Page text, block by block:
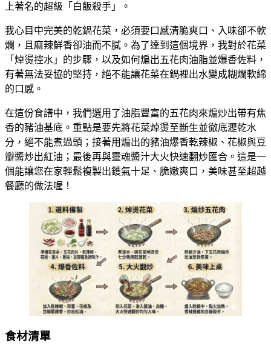
上著名的超級「白飯殺手」。
我心目中完美的乾鍋花菜，必須要口感清脆爽口、入味卻不軟
爛，且麻辣鮮香卻油而不膩。為了達到這個境界，我對於花菜
「焯燙控水」的步驟，以及如何煸出五花肉油脂並爆香佐料，
有著無法妥協的堅持，絕不能讓花菜在鍋裡出水變成糊爛軟綿
的口感。
在這份食譜中，我們選用了油脂豐富的五花肉來煸炒出帶有焦
香的豬油基底。重點是要先將花菜焯燙至斷生並徹底瀝乾水
分，絕不能煮過頭；接著用煸出的豬油爆香乾辣椒、花椒與豆
瓣醬炒出紅油；最後再與靈魂醬汁大火快速翻炒匯合。這是一
個能讓您在家輕鬆複製出鑊氣十足、脆嫩爽口，美味甚至超越
餐廳的做法喔！
食材清單